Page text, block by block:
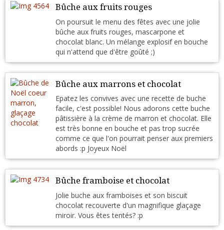
Bûche aux fruits rouges
On poursuit le menu des fêtes avec une jolie
bûche aux fruits rouges, mascarpone et
chocolat blanc. Un mélange explosif en bouche
qui n'attend que d'être goûté ;)
Bûche aux marrons et chocolat
Epatez les convives avec une recette de buche
facile, c'est possible! Nous adorons cette buche
pâtissière à la crème de marron et chocolat. Elle
est très bonne en bouche et pas trop sucrée
comme ce que l'on pourrait penser aux premiers
abords :p Joyeux Noël
Bûche framboise et chocolat
Jolie buche aux framboises et son biscuit
chocolat recouverte d'un magnifique glaçage
miroir. Vous êtes tentés? :p